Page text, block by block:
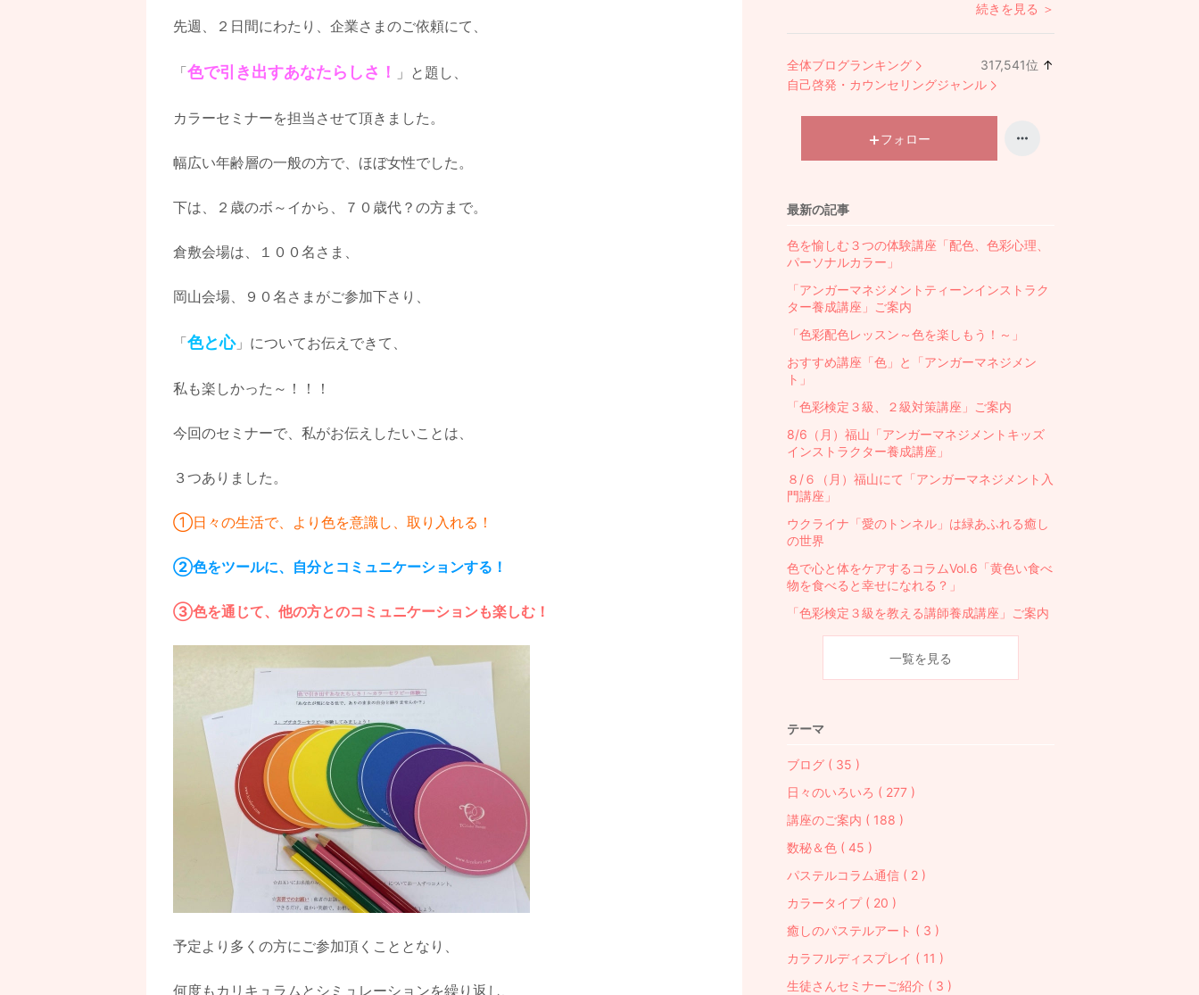
先週、２日間にわたり、企業さまのご依頼にて、
「色で引き出すあなたらしさ！ 」と題し、
カラーセミナーを担当させて頂きました。
幅広い年齢層の一般の方で、ほぼ女性でした。
下は、２歳のボ～イから、７０歳代？の方まで。
倉敷会場は、１００名さま、
岡山会場、９０名さまがご参加下さり、
「色と心」についてお伝えできて、
私も楽しかった～！！！
今回のセミナーで、私がお伝えしたいことは、
３つありました。
①日々の生活で、より色を意識し、取り入れる！
②色をツールに、自分とコミュニケーションする！
③色を通じて、他の方とのコミュニケーションも楽しむ！
予定より多くの方にご参加頂くこととなり、
何度もカリキュラムとシミュレーションを繰り返し、
続きを見る ＞
全体ブログランキング 317,541位 ↑
自己啓発・カウンセリングジャンル
フォロー
最新の記事
色を愉しむ３つの体験講座「配色、色彩心理、
パーソナルカラー」
「アンガーマネジメントティーンインストラク
ター養成講座」ご案内
「色彩配色レッスン～色を楽しもう！～」
おすすめ講座「色」と「アンガーマネジメン
ト」
「色彩検定３級、２級対策講座」ご案内
8/6（月）福山「アンガーマネジメントキッズ
インストラクター養成講座」
８/６（月）福山にて「アンガーマネジメント入
門講座」
ウクライナ「愛のトンネル」は緑あふれる癒し
の世界
色で心と体をケアするコラムVol.6「黄色い食べ
物を食べると幸せになれる？」
「色彩検定３級を教える講師養成講座」ご案内
一覧を見る
テーマ
ブログ ( 35 )
日々のいろいろ ( 277 )
講座のご案内 ( 188 )
数秘＆色 ( 45 )
パステルコラム通信 ( 2 )
カラータイプ ( 20 )
癒しのパステルアート ( 3 )
カラフルディスプレイ ( 11 )
生徒さんセミナーご紹介 ( 3 )